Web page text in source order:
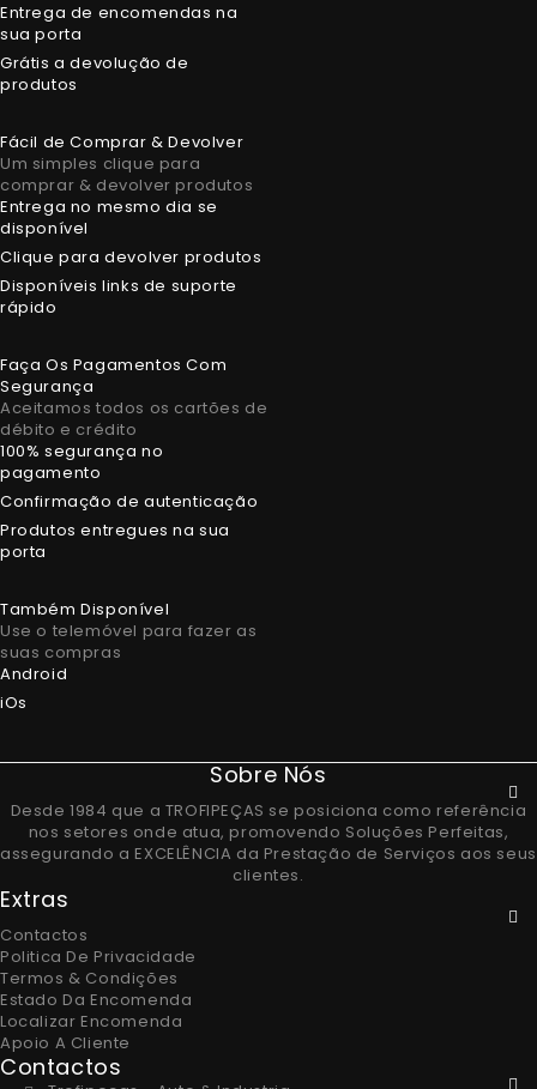
Entrega de encomendas na
sua porta
Grátis a devolução de
produtos
Fácil de Comprar & Devolver
Um simples clique para
comprar & devolver produtos
Entrega no mesmo dia se
disponível
Clique para devolver produtos
Disponíveis links de suporte
rápido
Faça Os Pagamentos Com
Segurança
Aceitamos todos os cartões de
débito e crédito
100% segurança no
pagamento
Confirmação de autenticação
Produtos entregues na sua
porta
Também Disponível
Use o telemóvel para fazer as
suas compras
Android
iOs
Sobre Nós
Desde 1984 que a TROFIPEÇAS se posiciona como referência
nos setores onde atua, promovendo Soluções Perfeitas,
assegurando a EXCELÊNCIA da Prestação de Serviços aos seus
clientes.
Extras
Contactos
Politica De Privacidade
Termos & Condições
Estado Da Encomenda
Localizar Encomenda
Apoio A Cliente
Contactos